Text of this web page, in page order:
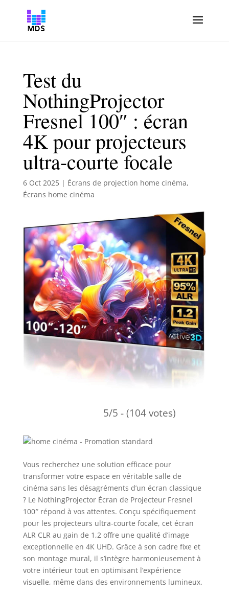
Test du
NothingProjector
Fresnel 100″ : écran
4K pour projecteurs
ultra-courte focale
6 Oct 2025| Écrans de projection home cinéma,
Écrans home cinéma
5/5 - (104 votes)
Vous recherchez une solution efficace pour
transformer votre espace en véritable salle de
cinéma sans les désagréments d’un écran classique
? Le NothingProjector Écran de Projecteur Fresnel
100″ répond à vos attentes. Conçu spécifiquement
pour les projecteurs ultra-courte focale, cet écran
ALR CLR au gain de 1,2 offre une qualité d’image
exceptionnelle en 4K UHD. Grâce à son cadre fixe et
son montage mural, il s’intègre harmonieusement à
votre intérieur tout en optimisant l’expérience
visuelle, même dans des environnements lumineux.